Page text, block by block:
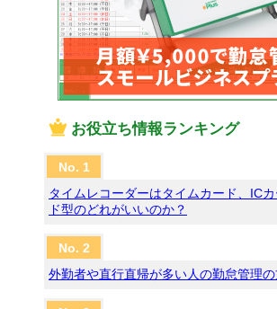
お役立ち情報ランキング
タイムレコーダーはタイムカード、IC
ド型のどれがいいのか？
外勤者や直行直帰が多い人の勤怠管理